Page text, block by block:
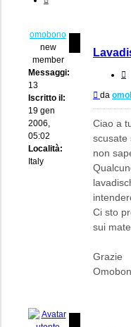
omobono
new
member
Messaggi:
13
Iscritto il:
19 gen
2006,
05:02
Località:
Italy
da
Ciao a
scusate
non
Ci sto
sui
Grazie